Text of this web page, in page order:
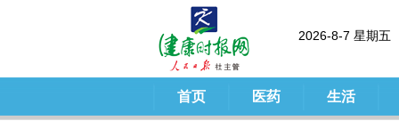
2026-8-7 星期五
首页 医药 生活